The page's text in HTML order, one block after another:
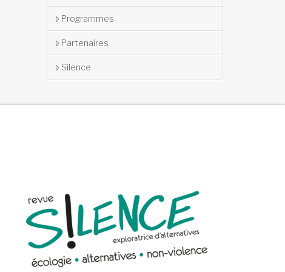
Programmes
Partenaires
Silence